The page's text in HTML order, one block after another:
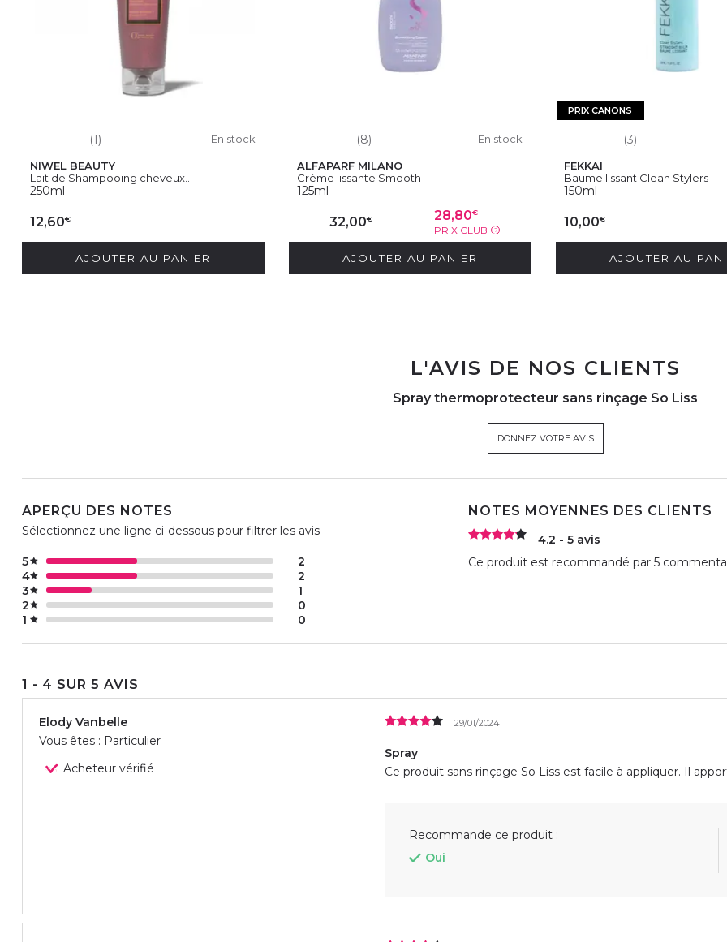
(1) En stock
NIWEL BEAUTY
Lait de Shampooing cheveux...
250ml
12,60€
AJOUTER AU PANIER
(8) En stock
ALFAPARF MILANO
Crème lissante Smooth
125ml
32,00€ 28,80€
PRIX CLUB ?
AJOUTER AU PANIER
PRIX CANONS
(3)
FEKKAI
Baume lissant Clean Stylers
150ml
10,00€
AJOUTER AU
L'AVIS DE NOS CLIENTS
Spray thermoprotecteur sans rinçage So Liss
DONNEZ VOTRE AVIS
APERÇU DES NOTES
Sélectionnez une ligne ci-dessous pour filtrer les avis
1 0
2 0
3 1
4 2
5 2
NOTES MOYENNES DES CLIENTS
4.2 - 5 avis
Ce produit est recommandé par 5
1 - 4 SUR 5 AVIS
Elody Vanbelle
Vous êtes : Particulier
Acheteur vérifié
29/01/2024
Spray
Ce produit sans rinçage So Liss est facile à appliquer. Il
Recommande ce produit :
Oui